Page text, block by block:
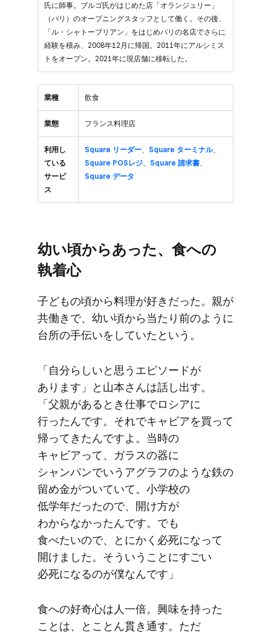
氏に師事。ブルゴ氏がはじめた店「オランジュリー」
（パリ）のオープニングスタッフとして働く。その後、
「ル・シャトーブリアン」をはじめパリの名店でさらに
経験を積み、2008年12月に帰国。2011年にアルシミス
トをオープン。2021年に現店舗に移転した。
業種 飲食
業態 フランス料理店
利用し
ている
サービ
ス
Square リーダー、 Square ターミナル、
Square POSレジ、 Square 請求書、
Square データ
幼い​頃から​あった、​食への​
執着心
子どもの​頃から​料理が​好きだった。​親が​
共働きで、​幼い​頃から​当たり前のように​
台所の​手伝いを​していたと​いう。
「自分らしいと​思う​エピソードが​
あります」と​山本さんは​話し出す。​
「父親が​ある​とき仕事で​ロシアに​
行ったんです。​それで​キャビアを​買って​
帰ってきたんですよ。​当時の​
キャビアって、​ガラスの​器に​
シャンパンで​いう​アグラフのような​鉄の​
留め金が​ついていて。​小学校の​
低学年だったので、​開け方が​
わからなかったんです。​でも​
食べたいので、とにかく​必死に​なって​
開けました。​そういう​ことに​すごい​
必死に​なるのが​僕なんです」
食への​好奇心は​人一倍。​興味を​持った​
ことは、​とことん貫き通す。​ただ​